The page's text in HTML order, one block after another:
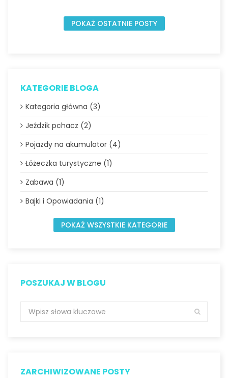
POKAŻ OSTATNIE POSTY
KATEGORIE BLOGA
Kategoria główna (3)
Jeździk pchacz (2)
Pojazdy na akumulator (4)
Łóżeczka turystyczne (1)
Zabawa (1)
Bajki i Opowiadania (1)
POKAŻ WSZYSTKIE KATEGORIE
POSZUKAJ W BLOGU
ZARCHIWIZOWANE POSTY